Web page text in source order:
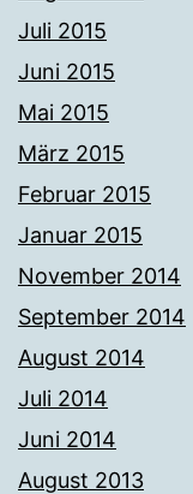
Juli 2015
Juni 2015
Mai 2015
März 2015
Februar 2015
Januar 2015
November 2014
September 2014
August 2014
Juli 2014
Juni 2014
August 2013